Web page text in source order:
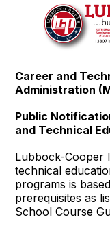
Career and
Administration
Public
and Technical
Lubbock-Cooper
technical
programs is
prerequisites as
School Course